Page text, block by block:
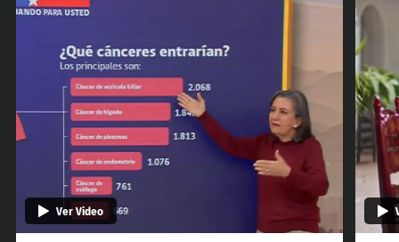
Ver Video